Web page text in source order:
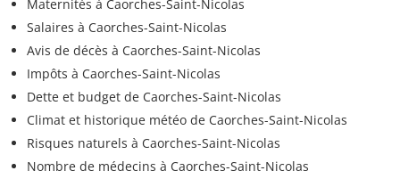
Maternités à Caorches-Saint-Nicolas
Salaires à Caorches-Saint-Nicolas
Avis de décès à Caorches-Saint-Nicolas
Impôts à Caorches-Saint-Nicolas
Dette et budget de Caorches-Saint-Nicolas
Climat et historique météo de Caorches-Saint-Nicolas
Risques naturels à Caorches-Saint-Nicolas
Nombre de médecins à Caorches-Saint-Nicolas